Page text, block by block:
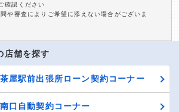
確認ください
や審査によりご希望に添えない場合がございま
店舗を探す
屋駅前出張所ローン契約コーナー
口自動契約コーナー